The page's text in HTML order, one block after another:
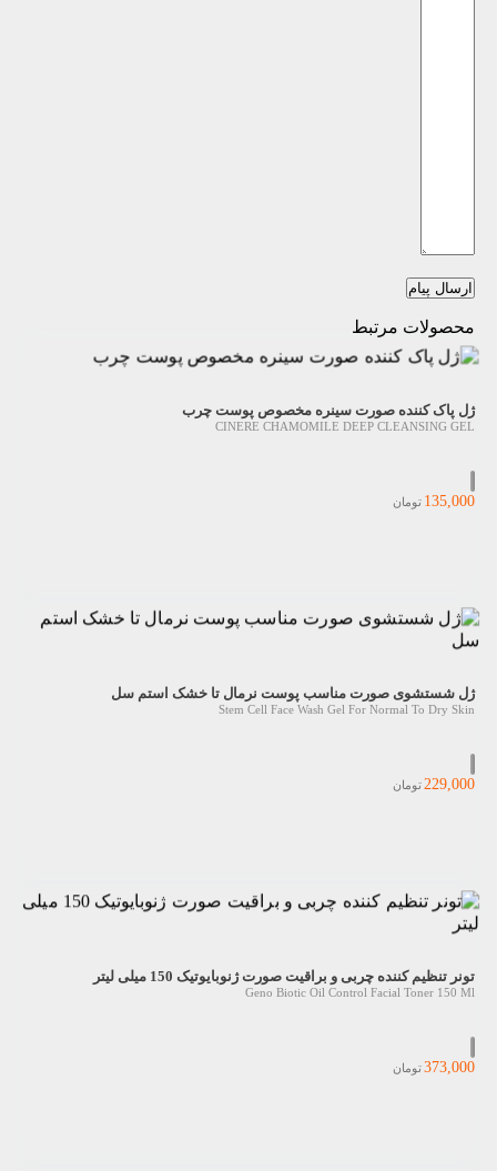
ارسال پیام
محصولات مرتبط
ژل پاک کننده صورت سینره مخصوص پوست چرب
CINERE CHAMOMILE DEEP CLEANSING GEL
135,000 تومان
ژل شستشوی صورت مناسب پوست نرمال تا خشک استم سل
Stem Cell Face Wash Gel For Normal To Dry Skin
229,000تومان
تونر تنظیم کننده چربی و براقیت صورت ژنوبایوتیک 150 میلی لیتر
Geno Biotic Oil Control Facial Toner 150 Ml
373,000تومان